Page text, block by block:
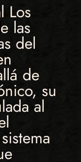
Los
las
del
de
su
al